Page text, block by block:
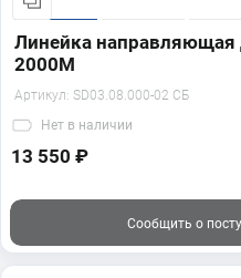
Линейка направляющая
2000M
Артикул: SD03.08.000-02 СБ
Нет в наличии
13 550 ₽
Сообщить о